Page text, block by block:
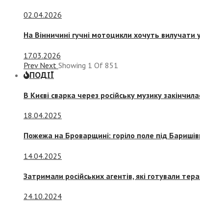
02.04.2026
На Вінничині гучні мотоцикли хочуть
17.03.2026
Prev Next Showing 1 Of 851
ПОДІЇ
В Києві сварка через російську музику
18.04.2025
Пожежа на Броварщині: горіло поле під
14.04.2025
Затримали російських агентів, які готували
24.10.2024